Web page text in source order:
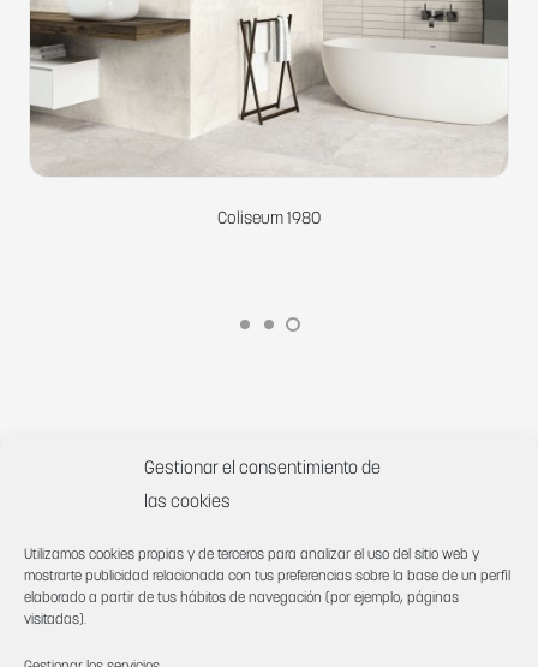
Gestionar el consentimiento de
las cookies
Utilizamos cookies propias y de terceros para analizar el uso del sitio web y
mostrarte publicidad relacionada con tus preferencias sobre la base de un perfil
elaborado a partir de tus hábitos de navegación (por ejemplo, páginas
visitadas).
Coliseum 1980